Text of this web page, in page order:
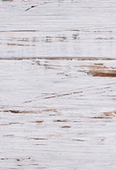
Warenkorb.
auf Rechnung